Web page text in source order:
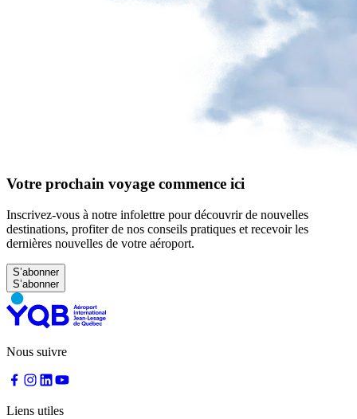
Votre prochain voyage commence ici
Inscrivez-vous à notre infolettre pour découvrir de nouvelles
destinations, profiter de nos conseils pratiques et recevoir les
dernières nouvelles de votre aéroport.
S’abonner
Nous suivre
Liens utiles